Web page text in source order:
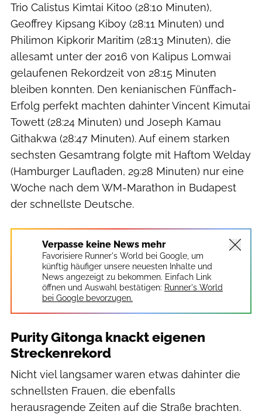
Trio Calistus Kimtai Kitoo (28:10 Minuten),
Geoffrey Kipsang Kiboy (28:11 Minuten) und
Philimon Kipkorir Maritim (28:13 Minuten), die
allesamt unter der 2016 von Kalipus Lomwai
gelaufenen Rekordzeit von 28:15 Minuten
bleiben konnten. Den kenianischen Fünffach-
Erfolg perfekt machten dahinter Vincent Kimutai
Towett (28:24 Minuten) und Joseph Kamau
Githakwa (28:47 Minuten). Auf einem starken
sechsten Gesamtrang folgte mit Haftom Welday
(Hamburger Laufladen, 29:28 Minuten) nur eine
Woche nach dem WM-Marathon in Budapest
der schnellste Deutsche.
Verpasse keine News mehr
Favorisiere Runner's World bei Google, um
künftig häufiger unsere neuesten Inhalte und
News angezeigt zu bekommen. Einfach Link
öffnen und Auswahl bestätigen: Runner's World
bei Google bevorzugen.
Purity Gitonga knackt eigenen
Streckenrekord
Nicht viel langsamer waren etwas dahinter die
schnellsten Frauen, die ebenfalls
herausragende Zeiten auf die Straße brachten.